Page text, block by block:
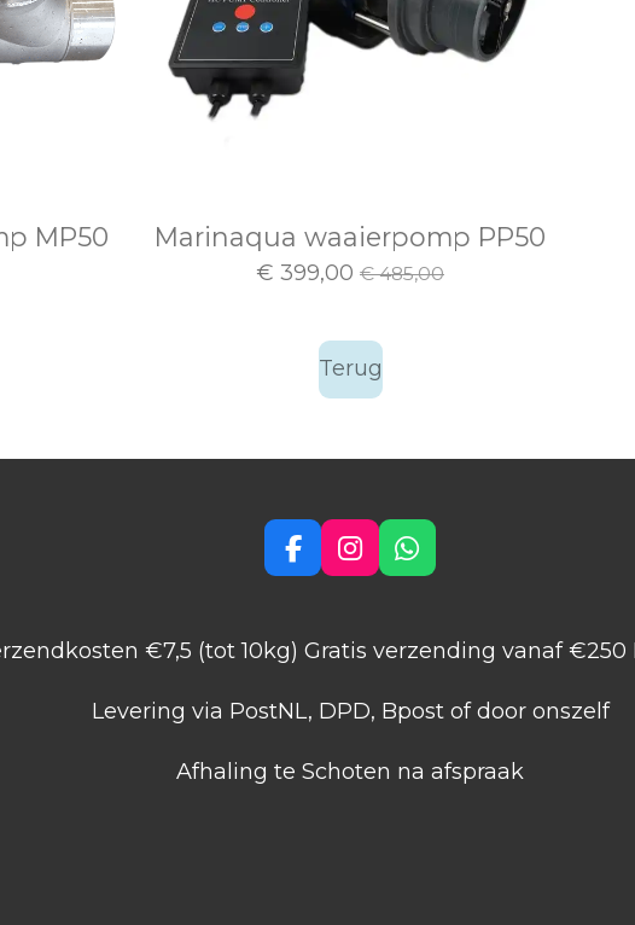
MP50
Marinaqua waaierpomp PP50
€ 399,00 € 485,00
Terug
F
a
b
o
I
n
a
r
m
W
h
s
p
€7,5 (tot 10kg) Gratis verzending vanaf €250
Levering via PostNL, DPD, Bpost of door onszelf
Afhaling te Schoten na afspraak